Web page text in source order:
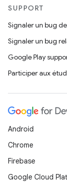
SUPPORT
Signaler un bug
Signaler un bug
Google Play
Participer aux
Android
Chrome
Firebase
Google Cloud